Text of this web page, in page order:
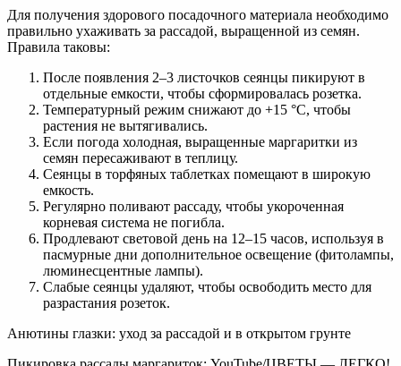
Для получения здорового посадочного материала необходимо
правильно ухаживать за рассадой, выращенной из семян.
Правила таковы:
После появления 2–3 листочков сеянцы пикируют в
отдельные емкости, чтобы сформировалась розетка.
Температурный режим снижают до +15 °С, чтобы
растения не вытягивались.
Если погода холодная, выращенные маргаритки из
семян пересаживают в теплицу.
Сеянцы в торфяных таблетках помещают в широкую
емкость.
Регулярно поливают рассаду, чтобы укороченная
корневая система не погибла.
Продлевают световой день на 12–15 часов, используя в
пасмурные дни дополнительное освещение (фитолампы,
люминесцентные лампы).
Слабые сеянцы удаляют, чтобы освободить место для
разрастания розеток.
Анютины глазки: уход за рассадой и в открытом грунте